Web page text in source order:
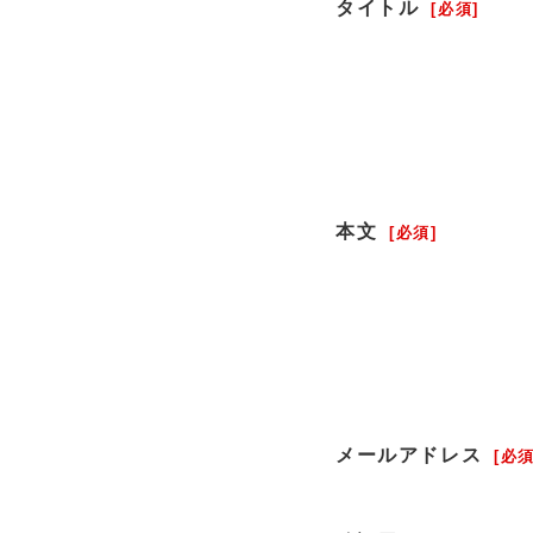
タイトル [必須]
本文 [必須]
メールアドレス [必